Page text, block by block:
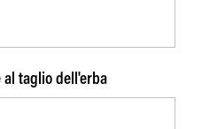
al taglio dell'erba